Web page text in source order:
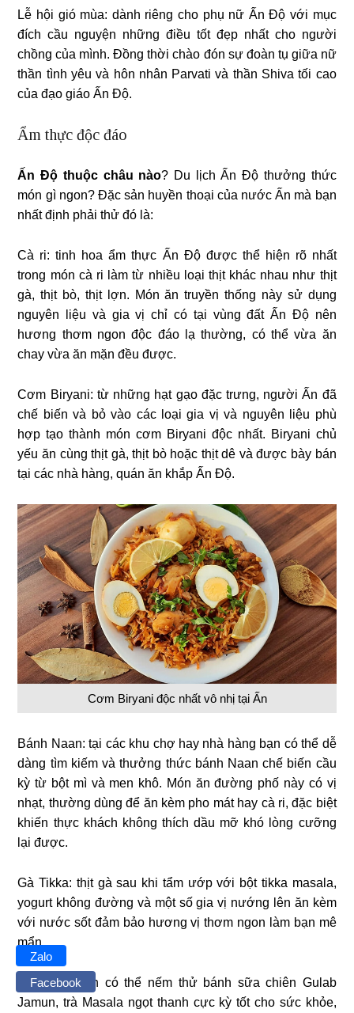
Lễ hội gió mùa: dành riêng cho phụ nữ Ấn Độ với mục
đích cầu nguyện những điều tốt đẹp nhất cho người
chồng của mình. Đồng thời chào đón sự đoàn tụ giữa nữ
thần tình yêu và hôn nhân Parvati và thần Shiva tối cao
của đạo giáo Ấn Độ.
Ẩm thực độc đáo
Ấn Độ thuộc châu nào? Du lịch Ấn Độ thưởng thức
món gì ngon? Đặc sản huyền thoại của nước Ấn mà bạn
nhất định phải thử đó là:
Cà ri: tinh hoa ẩm thực Ấn Độ được thể hiện rõ nhất
trong món cà ri làm từ nhiều loại thịt khác nhau như thịt
gà, thịt bò, thịt lợn. Món ăn truyền thống này sử dụng
nguyên liệu và gia vị chỉ có tại vùng đất Ấn Độ nên
hương thơm ngon độc đáo lạ thường, có thể vừa ăn
chay vừa ăn mặn đều được.
Cơm Biryani: từ những hạt gạo đặc trưng, người Ấn đã
chế biến và bỏ vào các loại gia vị và nguyên liệu phù
hợp tạo thành món cơm Biryani độc nhất. Biryani chủ
yếu ăn cùng thịt gà, thịt bò hoặc thịt dê và được bày bán
tại các nhà hàng, quán ăn khắp Ấn Độ.
Cơm Biryani độc nhất vô nhị tại Ấn
Bánh Naan: tại các khu chợ hay nhà hàng bạn có thể dễ
dàng tìm kiếm và thưởng thức bánh Naan chế biến cầu
kỳ từ bột mì và men khô. Món ăn đường phố này có vị
nhạt, thường dùng để ăn kèm pho mát hay cà ri, đặc biệt
khiến thực khách không thích dầu mỡ khó lòng cưỡng
lại được.
Gà Tikka: thịt gà sau khi tẩm ướp với bột tikka masala,
yogurt không đường và một số gia vị nướng lên ăn kèm
với nước sốt đảm bảo hương vị thơm ngon làm bạn mê
mẩn.
Ngoài ra, bạn có thể nếm thử bánh sữa chiên Gulab
Jamun, trà Masala ngọt thanh cực kỳ tốt cho sức khỏe,
Zalo
Facebook